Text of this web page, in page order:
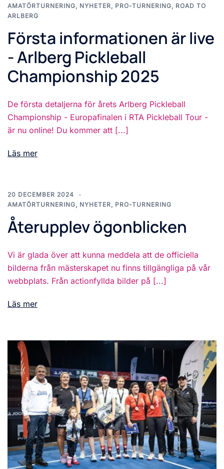
AMATÖRTURNERING, NYHETER, PRO-TURNERING, ROAD TO
ARLBERG
Första informationen är live
- Arlberg Pickleball
Championship 2025
De första detaljerna för årets Arlberg Pickleball
Championship - Europafinalen i RTA Pickleball Tour -
är nu online! Du kommer att [...]
Läs mer
20 DECEMBER 2024
AMATÖRTURNERING, NYHETER, PRO-TURNERING
Återupplev ögonblicken
Vi är glada över att kunna meddela att de officiella
bilderna från mästerskapet nu finns tillgängliga på vår
webbplats. Från actionfyllda bilder på [...]
Läs mer